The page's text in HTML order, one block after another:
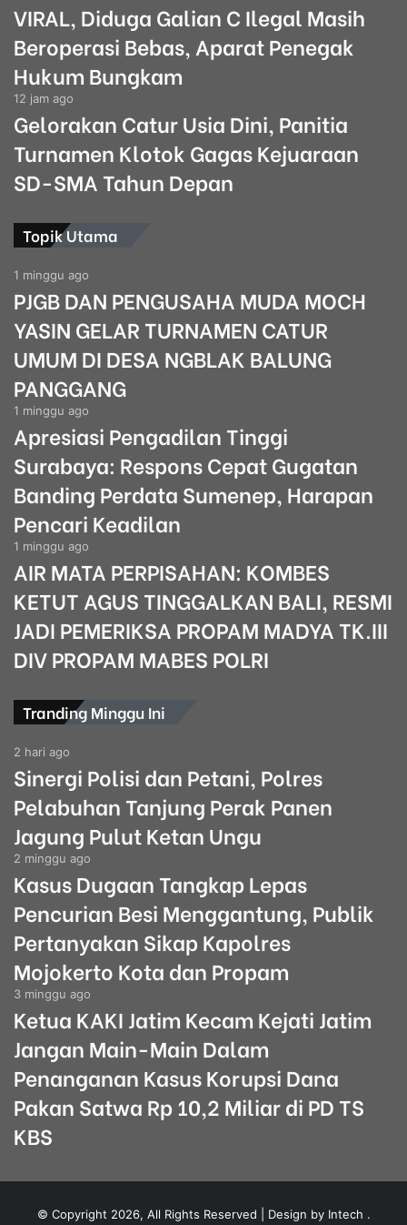
VIRAL, Diduga Galian C Ilegal Masih
Beroperasi Bebas, Aparat Penegak
Hukum Bungkam
12 jam ago
Gelorakan Catur Usia Dini, Panitia
Turnamen Klotok Gagas Kejuaraan
SD-SMA Tahun Depan
Topik Utama
1 minggu ago
PJGB DAN PENGUSAHA MUDA MOCH
YASIN GELAR TURNAMEN CATUR
UMUM DI DESA NGBLAK BALUNG
PANGGANG
1 minggu ago
Apresiasi Pengadilan Tinggi
Surabaya: Respons Cepat Gugatan
Banding Perdata Sumenep, Harapan
Pencari Keadilan
1 minggu ago
AIR MATA PERPISAHAN: KOMBES
KETUT AGUS TINGGALKAN BALI, RESMI
JADI PEMERIKSA PROPAM MADYA TK.III
DIV PROPAM MABES POLRI
Tranding Minggu Ini
2 hari ago
Sinergi Polisi dan Petani, Polres
Pelabuhan Tanjung Perak Panen
Jagung Pulut Ketan Ungu
2 minggu ago
Kasus Dugaan Tangkap Lepas
Pencurian Besi Menggantung, Publik
Pertanyakan Sikap Kapolres
Mojokerto Kota dan Propam
3 minggu ago
Ketua KAKI Jatim Kecam Kejati Jatim
Jangan Main-Main Dalam
Penanganan Kasus Korupsi Dana
Pakan Satwa Rp 10,2 Miliar di PD TS
KBS
© Copyright 2026, All Rights Reserved | Design by Intech .